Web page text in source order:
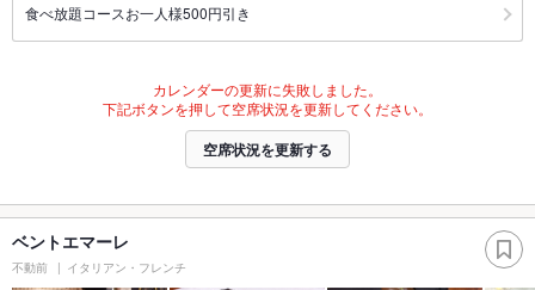
食べ放題コースお一人様500円引き
カレンダーの更新に失敗しました。
下記ボタンを押して空席状況を更新してください。
空席状況を更新する
ベントエマーレ
不動前 イタリアン・フレンチ